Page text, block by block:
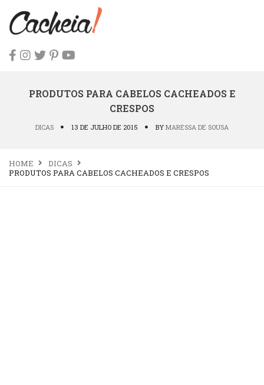
PRODUTOS PARA CABELOS CACHEADOS E
CRESPOS
DICAS 13 DE JULHO DE 2015 BY MARESSA DE SOUSA
HOME
DICAS
PRODUTOS PARA CABELOS CACHEADOS E CRESPOS